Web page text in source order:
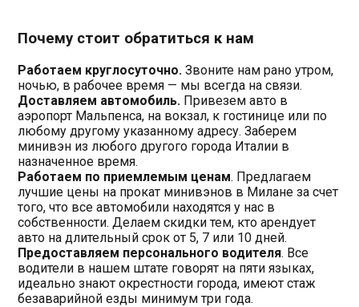
Почему стоит обратиться к нам
Работаем круглосуточно. Звоните нам рано утром,
ночью, в рабочее время — мы всегда на связи.
Доставляем автомобиль. Привезем авто в
аэропорт Мальпенса, на вокзал, к гостинице или по
любому другому указанному адресу. Заберем
минивэн из любого другого города Италии в
назначенное время.
Работаем по приемлемым ценам. Предлагаем
лучшие цены на прокат минивэнов в Милане за счет
того, что все автомобили находятся у нас в
собственности. Делаем скидки тем, кто арендует
авто на длительный срок от 5, 7 или 10 дней.
Предоставляем персонального водителя. Все
водители в нашем штате говорят на пяти языках,
идеально знают окрестности города, имеют стаж
безаварийной езды минимум три года.